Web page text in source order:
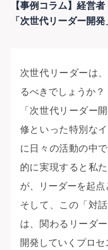
【事例コラム】経営
「次世代リーダー開
次世代リーダーは
るべきでしょうか？
「次世代リーダー
修といった特別な
に日々の活動の中
的に実現すると私
が、リーダーを起点
そして、この「対
は、関わるリーダ
開発していくプロセ